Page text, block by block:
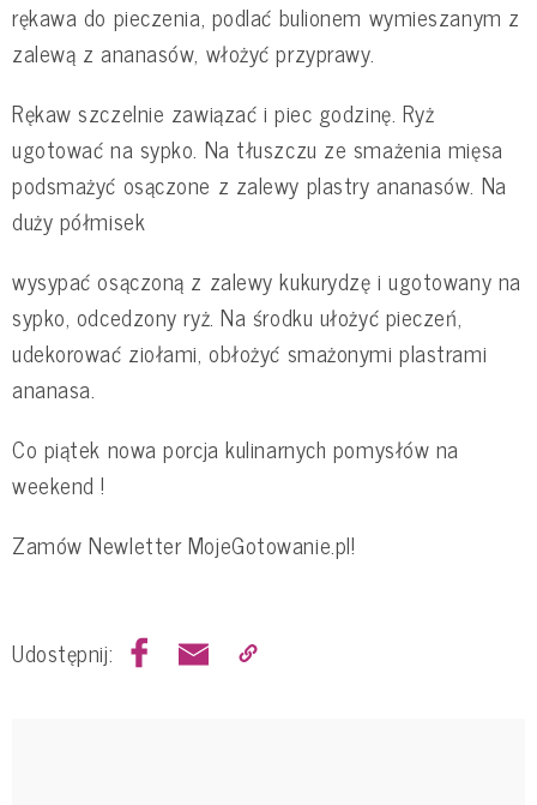
rękawa do pieczenia, podlać bulionem wymieszanym z
zalewą z ananasów, włożyć przyprawy.
Rękaw szczelnie zawiązać i piec godzinę. Ryż
ugotować na sypko. Na tłuszczu ze smażenia mięsa
podsmażyć osączone z zalewy plastry ananasów. Na
duży półmisek
wysypać osączoną z zalewy kukurydzę i ugotowany na
sypko, odcedzony ryż. Na środku ułożyć pieczeń,
udekorować ziołami, obłożyć smażonymi plastrami
ananasa.
Co piątek nowa porcja kulinarnych pomysłów na
weekend !
Zamów Newletter MojeGotowanie.pl!
Udostępnij: